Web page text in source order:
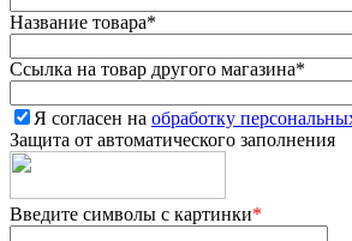
Название товара*
Ссылка на товар другого магазина*
Я согласен на обработку
Защита от автоматического заполнения
Введите символы с картинки*